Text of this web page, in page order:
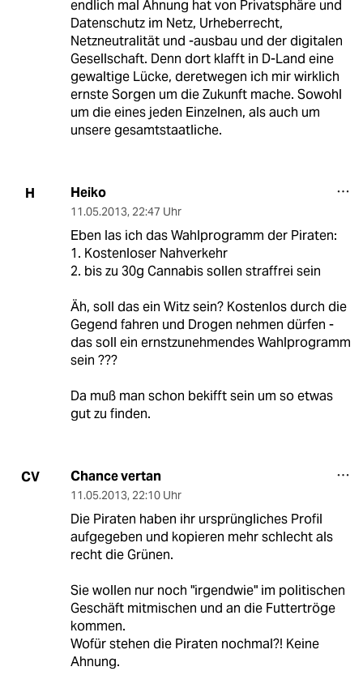
endlich mal Ahnung hat von Privatsphäre und
Datenschutz im Netz, Urheberrecht,
Netzneutralität und -ausbau und der digitalen
Gesellschaft. Denn dort klafft in D-Land eine
gewaltige Lücke, deretwegen ich mir wirklich
ernste Sorgen um die Zukunft mache. Sowohl
um die eines jeden Einzelnen, als auch um
unsere gesamtstaatliche.
H Heiko
11.05.2013, 22:47 Uhr
Eben las ich das Wahlprogramm der Piraten:
1. Kostenloser Nahverkehr
2. bis zu 30g Cannabis sollen straffrei sein
Äh, soll das ein Witz sein? Kostenlos durch die
Gegend fahren und Drogen nehmen dürfen -
das soll ein ernstzunehmendes Wahlprogramm
sein ???
Da muß man schon bekifft sein um so etwas
gut zu finden.
CV Chance vertan
11.05.2013, 22:10 Uhr
Die Piraten haben ihr ursprüngliches Profil
aufgegeben und kopieren mehr schlecht als
recht die Grünen.
Sie wollen nur noch "irgendwie" im politischen
Geschäft mitmischen und an die Futtertröge
kommen.
Wofür stehen die Piraten nochmal?! Keine
Ahnung.